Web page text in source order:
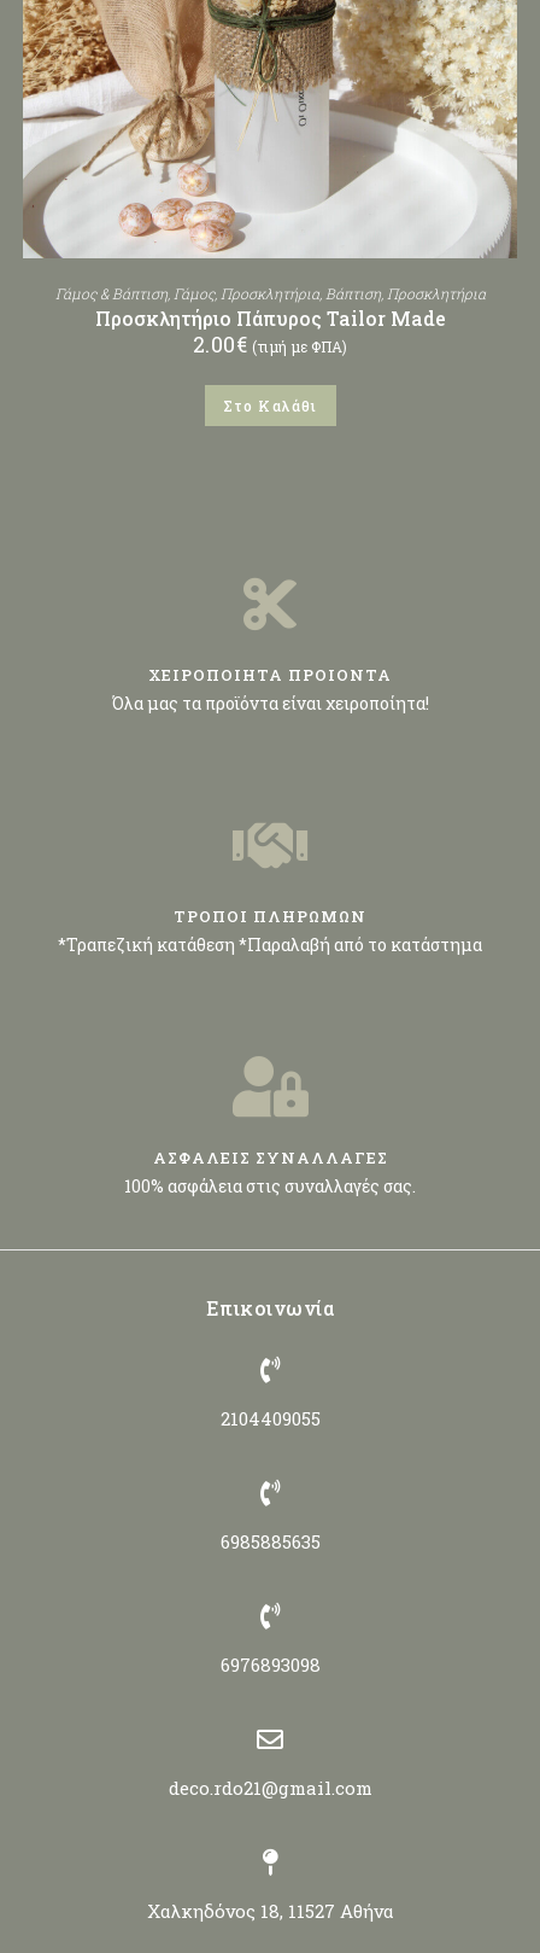
Γάμος & Βάπτιση, Γάμος, Προσκλητήρια, Βάπτιση, Προσκλητήρια
Προσκλητήριο Πάπυρος Tailor Made
2.00€ (τιμή με ΦΠΑ)
Στο Καλάθι
ΧΕΙΡΟΠΟΙΗΤΑ ΠΡΟΙΟΝΤΑ
Όλα μας τα προϊόντα είναι χειροποίητα!
ΤΡΟΠΟΙ ΠΛΗΡΩΜΩΝ
*Τραπεζική κατάθεση *Παραλαβή από το κατάστημα
ΑΣΦΑΛΕΙΣ ΣΥΝΑΛΛΑΓΕΣ
100% ασφάλεια στις συναλλαγές σας.
Επικοινωνία
2104409055
6985885635
6976893098
deco.rdo21@gmail.com
Χαλκηδόνος 18, 11527 Αθήνα